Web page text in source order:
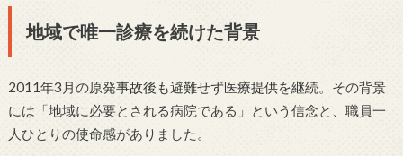
地域で唯一診療を続けた背景
2011年3月の原発事故後も避難せず医療提供を継続。その背景
には「地域に必要とされる病院である」という信念と、職員一
人ひとりの使命感がありました。